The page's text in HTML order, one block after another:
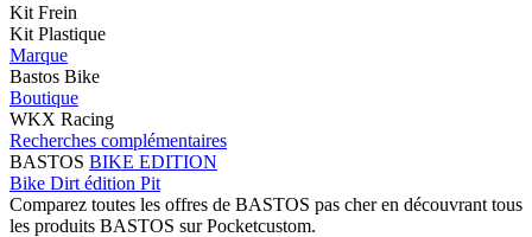
Kit Frein
Kit Plastique
Marque
Bastos Bike
Boutique
WKX Racing
Recherches complémentaires
BASTOS BIKE EDITION
Bike Dirt édition Pit
Comparez toutes les offres de BASTOS pas cher en découvrant tous
les produits BASTOS sur Pocketcustom.